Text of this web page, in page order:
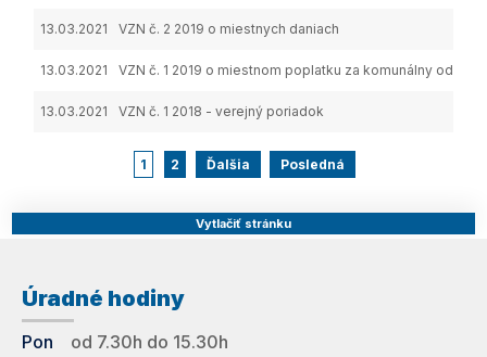
13.03.2021 VZN č. 2 2019 o miestnych daniach
13.03.2021 VZN č. 1 2019 o miestnom poplatku za komunálny odpad
13.03.2021 VZN č. 1 2018 - verejný poriadok
1 2 Ďalšia Posledná
Vytlačiť stránku
Úradné hodiny
Pon
od 7.30h do 15.30h